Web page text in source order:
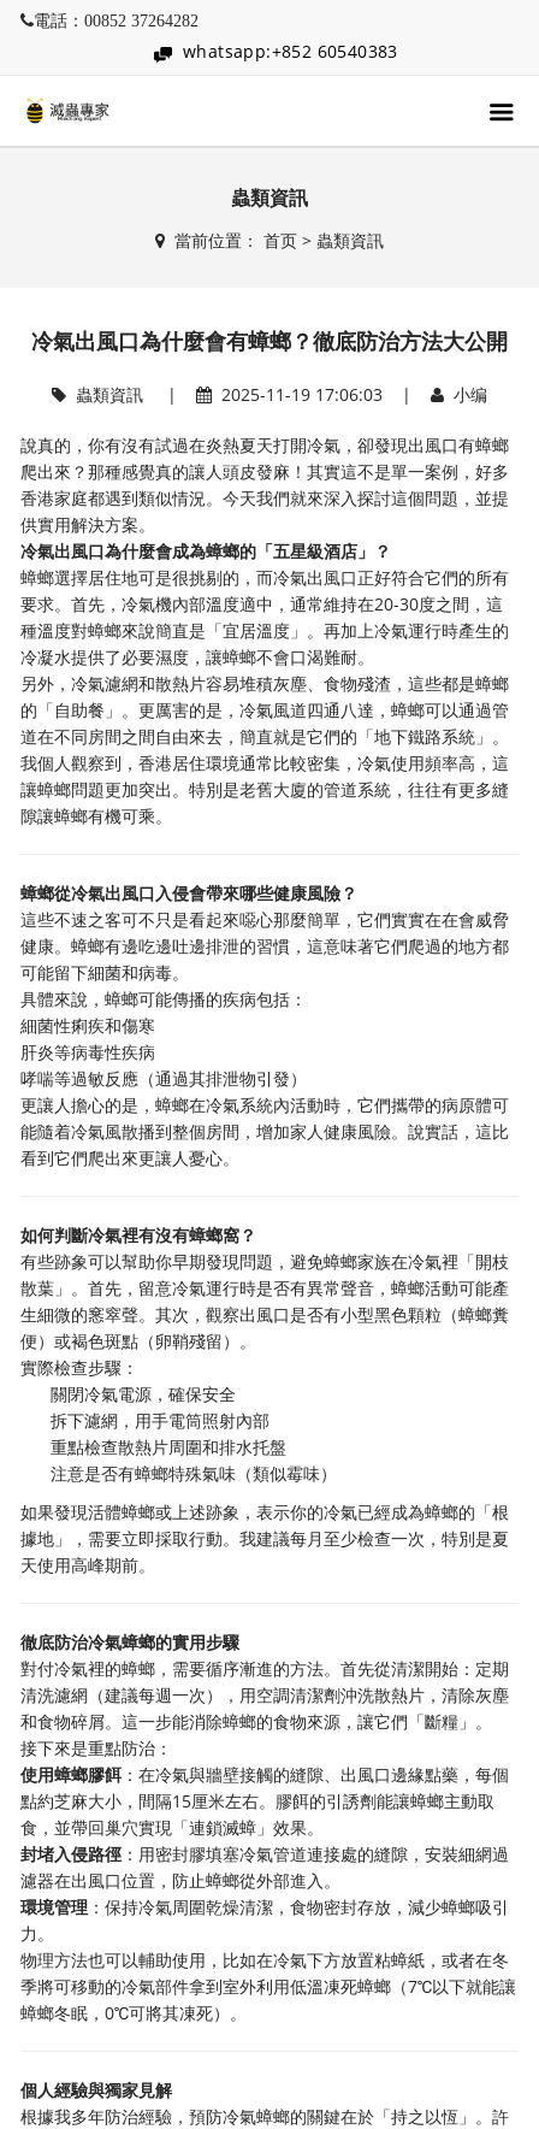
電話：00852 37264282
whatsapp:+852 60540383
蟲類資訊
當前位置： 首页> 蟲類資訊
冷氣出風口為什麼會有蟑螂？徹底防治方法大公開
蟲類資訊| 2025-11-19 17:06:03 | 小编
說真的，你有沒有試過在炎熱夏天打開冷氣，卻發現出風口有蟑螂
爬出來？那種感覺真的讓人頭皮發麻！其實這不是單一案例，好多
香港家庭都遇到類似情況。今天我們就來深入探討這個問題，並提
供實用解決方案。
冷氣出風口為什麼會成為蟑螂的「五星級酒店」？
蟑螂選擇居住地可是很挑剔的，而冷氣出風口正好符合它們的所有
要求。首先，冷氣機內部溫度適中，通常維持在20-30度之間，這
種溫度對蟑螂來說簡直是「宜居溫度」。再加上冷氣運行時產生的
冷凝水提供了必要濕度，讓蟑螂不會口渴難耐。
另外，冷氣濾網和散熱片容易堆積灰塵、食物殘渣，這些都是蟑螂
的「自助餐」。更厲害的是，冷氣風道四通八達，蟑螂可以通過管
道在不同房間之間自由來去，簡直就是它們的「地下鐵路系統」。
我個人觀察到，香港居住環境通常比較密集，冷氣使用頻率高，這
讓蟑螂問題更加突出。特別是老舊大廈的管道系統，往往有更多縫
隙讓蟑螂有機可乘。
蟑螂從冷氣出風口入侵會帶來哪些健康風險？
這些不速之客可不只是看起來噁心那麼簡單，它們實實在在會威脅
健康。蟑螂有邊吃邊吐邊排泄的習慣，這意味著它們爬過的地方都
可能留下細菌和病毒。
具體來說，蟑螂可能傳播的疾病包括：
細菌性痢疾和傷寒
肝炎等病毒性疾病
哮喘等過敏反應（通過其排泄物引發）
更讓人擔心的是，蟑螂在冷氣系統內活動時，它們攜帶的病原體可
能隨着冷氣風散播到整個房間，增加家人健康風險。說實話，這比
看到它們爬出來更讓人憂心。
如何判斷冷氣裡有沒有蟑螂窩？
有些跡象可以幫助你早期發現問題，避免蟑螂家族在冷氣裡「開枝
散葉」。首先，留意冷氣運行時是否有異常聲音，蟑螂活動可能產
生細微的窸窣聲。其次，觀察出風口是否有小型黑色顆粒（蟑螂糞
便）或褐色斑點（卵鞘殘留）。
實際檢查步驟：
關閉冷氣電源，確保安全
拆下濾網，用手電筒照射內部
重點檢查散熱片周圍和排水托盤
注意是否有蟑螂特殊氣味（類似霉味）
如果發現活體蟑螂或上述跡象，表示你的冷氣已經成為蟑螂的「根
據地」，需要立即採取行動。我建議每月至少檢查一次，特別是夏
天使用高峰期前。
徹底防治冷氣蟑螂的實用步驟
對付冷氣裡的蟑螂，需要循序漸進的方法。首先從清潔開始：定期
清洗濾網（建議每週一次），用空調清潔劑沖洗散熱片，清除灰塵
和食物碎屑。這一步能消除蟑螂的食物來源，讓它們「斷糧」。
接下來是重點防治：
使用蟑螂膠餌：在冷氣與牆壁接觸的縫隙、出風口邊緣點藥，每個
點約芝麻大小，間隔15厘米左右。膠餌的引誘劑能讓蟑螂主動取
食，並帶回巢穴實現「連鎖滅蟑」效果。
封堵入侵路徑 ：用密封膠填塞冷氣管道連接處的縫隙，安裝細網過
濾器在出風口位置，防止蟑螂從外部進入。
環境管理 ：保持冷氣周圍乾燥清潔，食物密封存放，減少蟑螂吸引
力。
物理方法也可以輔助使用，比如在冷氣下方放置粘蟑紙，或者在冬
季將可移動的冷氣部件拿到室外利用低溫凍死蟑螂（7℃以下就能讓
蟑螂冬眠，0℃可將其凍死）。
個人經驗與獨家見解
根據我多年防治經驗，預防冷氣蟑螂的關鍵在於「持之以恆」。許